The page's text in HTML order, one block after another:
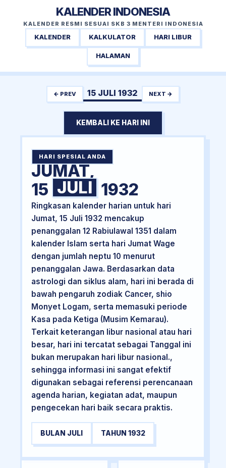
KALENDER INDONESIA
KALENDER RESMI SESUAI SKB 3 MENTERI INDONESIA
KALENDER KALKULATOR HARI LIBUR
HALAMAN
← PREV 15 JULI 1932 NEXT →
KEMBALI KE HARI INI
HARI SPESIAL ANDA
JUMAT,
15 JULI 1932
Ringkasan kalender harian untuk hari
Jumat, 15 Juli 1932 mencakup
penanggalan 12 Rabiulawal 1351 dalam
kalender Islam serta hari Jumat Wage
dengan jumlah neptu 10 menurut
penanggalan Jawa. Berdasarkan data
astrologi dan siklus alam, hari ini berada di
bawah pengaruh zodiak Cancer, shio
Monyet Logam, serta memasuki periode
Kasa pada Ketiga (Musim Kemarau).
Terkait keterangan libur nasional atau hari
besar, hari ini tercatat sebagai Tanggal ini
bukan merupakan hari libur nasional.,
sehingga informasi ini sangat efektif
digunakan sebagai referensi perencanaan
agenda harian, kegiatan adat, maupun
pengecekan hari baik secara praktis.
BULAN JULI TAHUN 1932